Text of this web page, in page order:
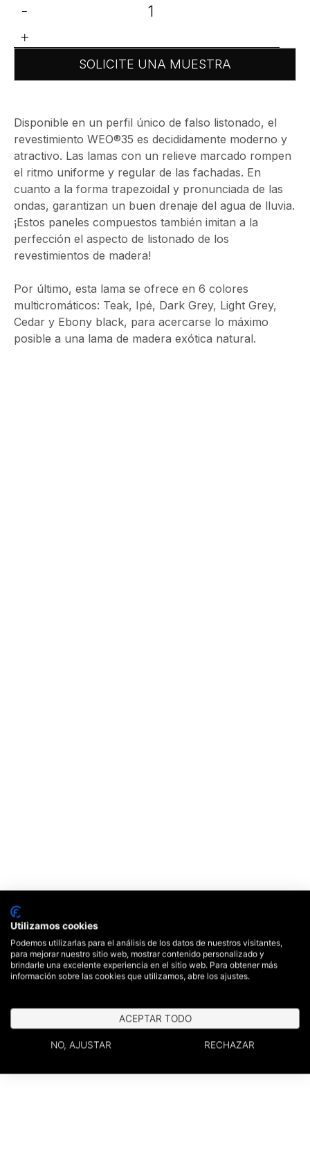
-
+
SOLICITE UNA MUESTRA
Disponible en un perfil único de falso listonado, el
revestimiento WEO®35 es decididamente moderno y
atractivo. Las lamas con un relieve marcado rompen
el ritmo uniforme y regular de las fachadas. En
cuanto a la forma trapezoidal y pronunciada de las
ondas, garantizan un buen drenaje del agua de lluvia.
¡Estos paneles compuestos también imitan a la
perfección el aspecto de listonado de los
revestimientos de madera!
Por último, esta lama se ofrece en 6 colores
multicromáticos: Teak, Ipé, Dark Grey, Light Grey,
Cedar y Ebony black, para acercarse lo máximo
posible a una lama de madera exótica natural.
Utilizamos cookies
Podemos utilizarlas para el análisis de los datos de nuestros visitantes,
para mejorar nuestro sitio web, mostrar contenido personalizado y
brindarle una excelente experiencia en el sitio web. Para obtener más
información sobre las cookies que utilizamos, abre los ajustes.
ACEPTAR TODO
NO, AJUSTAR RECHAZAR